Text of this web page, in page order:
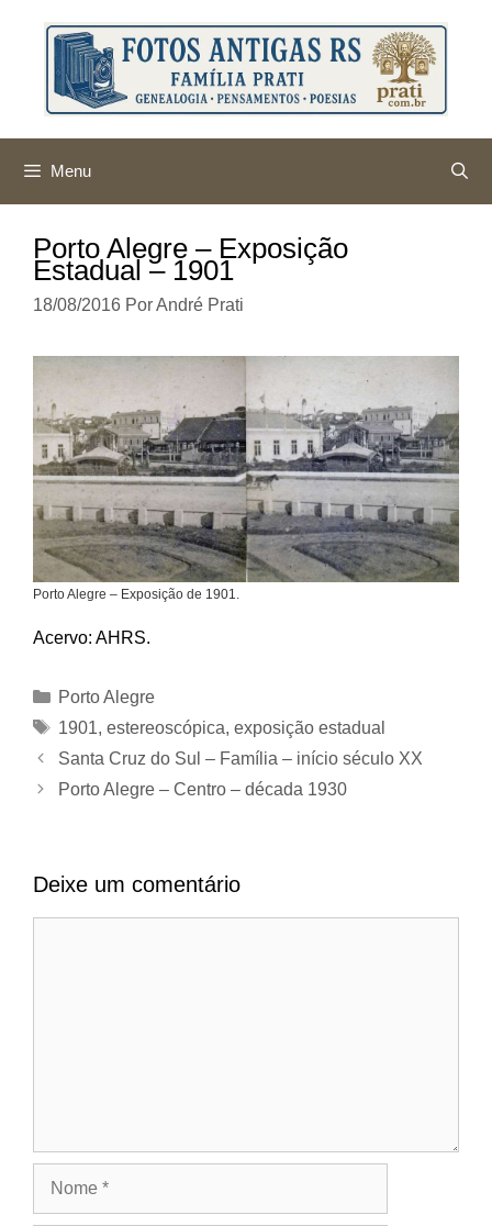
conteúdo
Menu
Porto Alegre – Exposição
Estadual – 1901
18/08/2016 PorAndré Prati
Porto Alegre – Exposição de 1901.
Acervo: AHRS.
Categorias
Porto Alegre
Tags
1901, estereoscópica, exposição estadual
Santa Cruz do Sul – Família – início século XX
Porto Alegre – Centro – década 1930
Deixe um comentário